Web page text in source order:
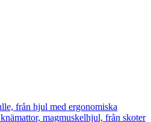
från hjul med ergonomiska
magmuskelhjul, från skoter